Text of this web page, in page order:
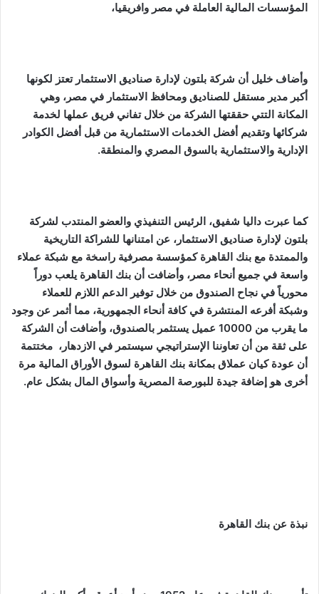
المؤسسات المالية العاملة في مصر وافريقيا،
وأضاف خليل أن شركة بلتون لإدارة صناديق الاستثمار تعتز لكونها
أكبر مدير مستقل للصناديق ومحافظ الاستثمار في مصر، وهي
المكانة التتي حققتها الشركة من خلال تفاني فريق عملها لخدمة
شركائها وتقديم أفضل الخدمات الاستثمارية من قبل أفضل الكوادر
الإدارية والاستثمارية بالسوق المصري والمنطقة.
كما عبرت داليا شفيق، الرئيس التنفيذي والعضو المنتدب لشركة
بلتون لإدارة صناديق الاستثمار، عن امتنانها للشراكة التاريخية
والممتدة مع بنك القاهرة كمؤسسة مصرفية راسخة مع شبكة عملاء
واسعة في جميع أنحاء مصر، وأضافت أن بنك القاهرة يلعب دوراً
محورياً في نجاح الصندوق من خلال توفير الدعم اللازم للعملاء
وشبكة أفرعه المنتشرة في كافة أنحاء الجمهورية، مما أثمر عن وجود
ما يقرب من 10000 عميل يستثمر بالصندوق، وأضافت أن الشركة
على ثقة من أن تعاوننا الإستراتيجي سيستمر في الازدهار، مختتمة
أن عودة كيان عملاق بمكانة بنك القاهرة لسوق الأوراق المالية مرة
أخرى هو إضافة جيدة للبورصة المصرية وأسواق المال بشكل عام.
نبذة عن بنك القاهرة